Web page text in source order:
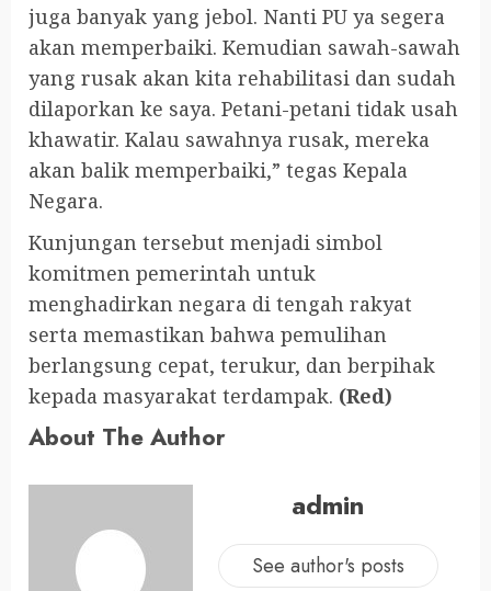
juga banyak yang jebol. Nanti PU ya segera
akan memperbaiki. Kemudian sawah-sawah
yang rusak akan kita rehabilitasi dan sudah
dilaporkan ke saya. Petani-petani tidak usah
khawatir. Kalau sawahnya rusak, mereka
akan balik memperbaiki,” tegas Kepala
Negara.
Kunjungan tersebut menjadi simbol
komitmen pemerintah untuk
menghadirkan negara di tengah rakyat
serta memastikan bahwa pemulihan
berlangsung cepat, terukur, dan berpihak
kepada masyarakat terdampak. (Red)
About The Author
admin
See author's posts